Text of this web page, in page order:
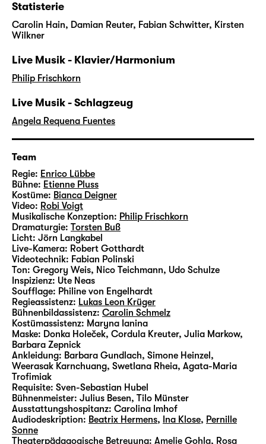
Statisterie
Carolin Hain, Damian Reuter, Fabian Schwitter, Kirsten
Wilkner
Live Musik - Klavier/Harmonium
Philip Frischkorn
Live Musik - Schlagzeug
Angela Requena Fuentes
Team
Regie: Enrico Lübbe
Bühne: Etienne Pluss
Kostüme: Bianca Deigner
Video: Robi Voigt
Musikalische Konzeption: Philip Frischkorn
Dramaturgie: Torsten Buß
Licht: Jörn Langkabel
Live-Kamera: Robert Gotthardt
Videotechnik: Fabian Polinski
Ton: Gregory Weis, Nico Teichmann, Udo Schulze
Inspizienz: Ute Neas
Soufflage: Philine von Engelhardt
Regieassistenz: Lukas Leon Krüger
Bühnenbildassistenz: Carolin Schmelz
Kostümassistenz: Maryna Ianina
Maske: Donka Holeček, Cordula Kreuter, Julia Markow,
Barbara Zepnick
Ankleidung: Barbara Gundlach, Simone Heinzel,
Weerasak Karnchuang, Swetlana Rheia, Agata-Maria
Trofimiak
Requisite: Sven-Sebastian Hubel
Bühnenmeister: Julius Besen, Tilo Münster
Ausstattungshospitanz: Carolina Imhof
Audiodeskription: Beatrix Hermens, Ina Klose, Pernille
Sonne
Theaterpädagogische Betreuung: Amelie Gohla, Rosa